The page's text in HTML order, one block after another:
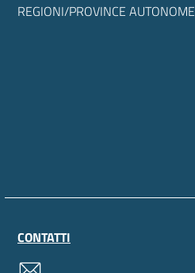
REGIONI/PROVINCE AUTONOME
CONTATTI